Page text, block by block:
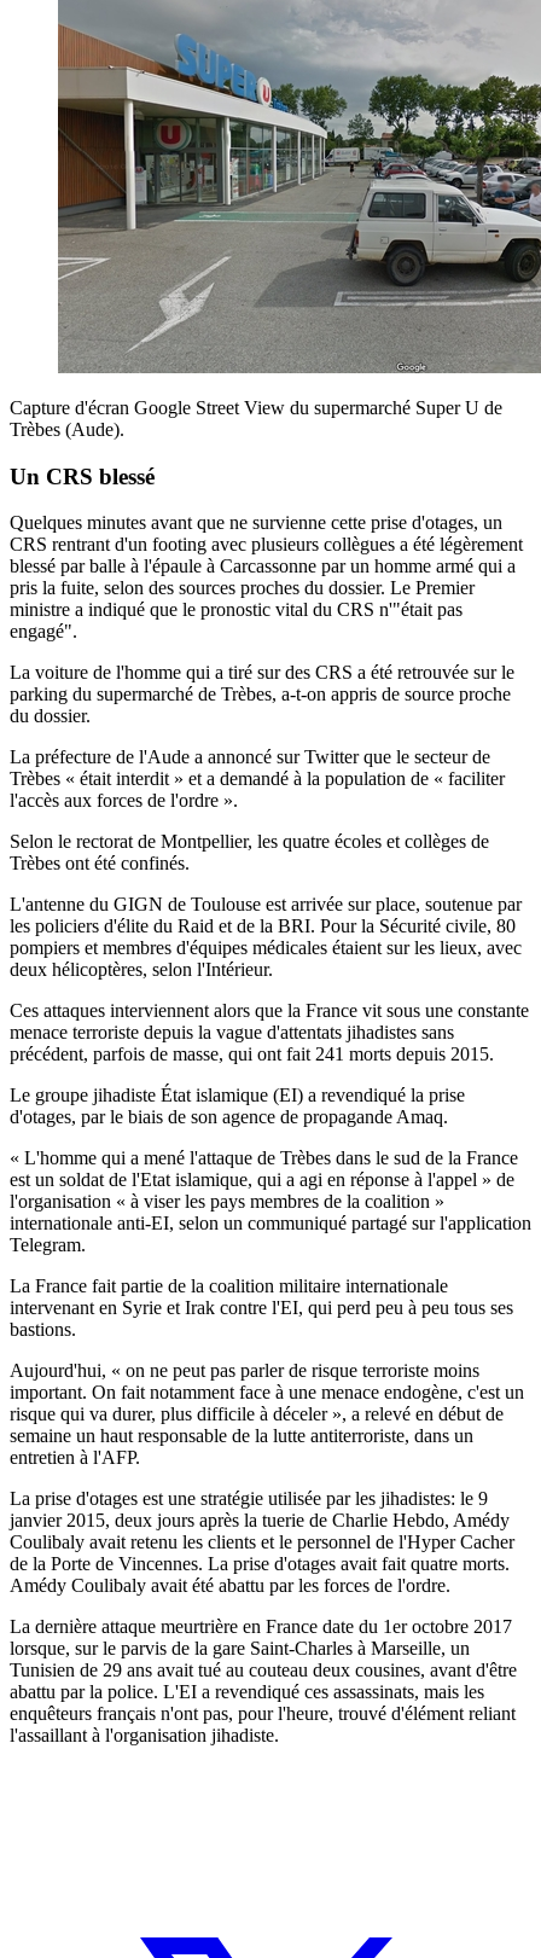
Capture d'écran Google Street View du supermarché Super U de
Trèbes (Aude).
Un CRS blessé
Quelques minutes avant que ne survienne cette prise d'otages, un
CRS rentrant d'un footing avec plusieurs collègues a été légèrement
blessé par balle à l'épaule à Carcassonne par un homme armé qui a
pris la fuite, selon des sources proches du dossier. Le Premier
ministre a indiqué que le pronostic vital du CRS n'"était pas
engagé".
La voiture de l'homme qui a tiré sur des CRS a été retrouvée sur le
parking du supermarché de Trèbes, a-t-on appris de source proche
du dossier.
La préfecture de l'Aude a annoncé sur Twitter que le secteur de
Trèbes « était interdit » et a demandé à la population de « faciliter
l'accès aux forces de l'ordre ».
Selon le rectorat de Montpellier, les quatre écoles et collèges de
Trèbes ont été confinés.
L'antenne du GIGN de Toulouse est arrivée sur place, soutenue par
les policiers d'élite du Raid et de la BRI. Pour la Sécurité civile, 80
pompiers et membres d'équipes médicales étaient sur les lieux, avec
deux hélicoptères, selon l'Intérieur.
Ces attaques interviennent alors que la France vit sous une constante
menace terroriste depuis la vague d'attentats jihadistes sans
précédent, parfois de masse, qui ont fait 241 morts depuis 2015.
Le groupe jihadiste État islamique (EI) a revendiqué la prise
d'otages, par le biais de son agence de propagande Amaq.
« L'homme qui a mené l'attaque de Trèbes dans le sud de la France
est un soldat de l'Etat islamique, qui a agi en réponse à l'appel » de
l'organisation « à viser les pays membres de la coalition »
internationale anti-EI, selon un communiqué partagé sur l'application
Telegram.
La France fait partie de la coalition militaire internationale
intervenant en Syrie et Irak contre l'EI, qui perd peu à peu tous ses
bastions.
Aujourd'hui, « on ne peut pas parler de risque terroriste moins
important. On fait notamment face à une menace endogène, c'est un
risque qui va durer, plus difficile à déceler », a relevé en début de
semaine un haut responsable de la lutte antiterroriste, dans un
entretien à l'AFP.
La prise d'otages est une stratégie utilisée par les jihadistes: le 9
janvier 2015, deux jours après la tuerie de Charlie Hebdo, Amédy
Coulibaly avait retenu les clients et le personnel de l'Hyper Cacher
de la Porte de Vincennes. La prise d'otages avait fait quatre morts.
Amédy Coulibaly avait été abattu par les forces de l'ordre.
La dernière attaque meurtrière en France date du 1er octobre 2017
lorsque, sur le parvis de la gare Saint-Charles à Marseille, un
Tunisien de 29 ans avait tué au couteau deux cousines, avant d'être
abattu par la police. L'EI a revendiqué ces assassinats, mais les
enquêteurs français n'ont pas, pour l'heure, trouvé d'élément reliant
l'assaillant à l'organisation jihadiste.